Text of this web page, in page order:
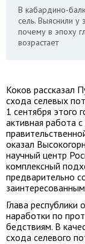
В кабардино-
сель. Выяснили у
почему в эпоху
возрастает
Коков рассказал
схода селевых
1 сентября этого
активная работа
оказал
научный центр
комплексный
предварительно
Глава республики
наработки по
бедствиям. В
схода селевого